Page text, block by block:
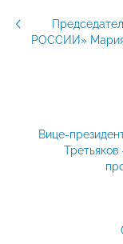
РОССИИ» Мария
Вице-